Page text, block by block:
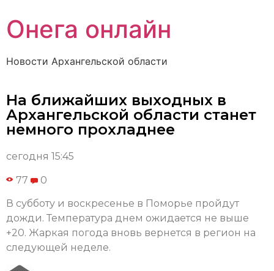
Онега онлайн
Новости Архангельской области
На ближайших выходных в
Архангельской области станет
немного прохладнее
сегодня 15:45
77 0
В субботу и воскресенье в Поморье пройдут
дожди. Температура днем ожидается не выше
+20. Жаркая погода вновь вернется в регион на
следующей неделе.